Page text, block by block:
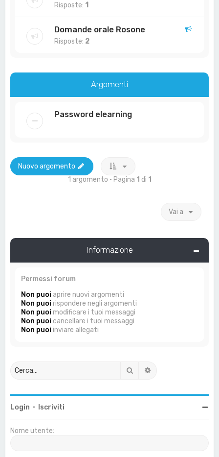
Risposte: 1
Domande orale Rosone
Risposte: 2
Argomenti
Password elearning
Nuovo argomento
1 argomento • Pagina 1 di 1
Vai a
Informazione
Permessi forum
Non puoi aprire nuovi argomenti
Non puoi rispondere negli argomenti
Non puoi modificare i tuoi messaggi
Non puoi cancellare i tuoi messaggi
Non puoi inviare allegati
Cerca
Login • Iscriviti
Nome utente: